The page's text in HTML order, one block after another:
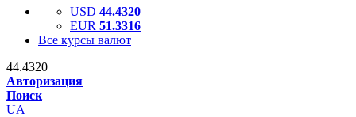
USD 44.4320
EUR 51.3316
Все курсы валют
44.4320
Авторизация
Поиск
UA